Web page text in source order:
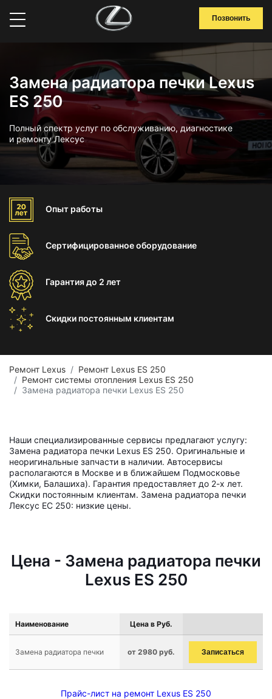
Позвонить
Замена радиатора печки Lexus
ES 250
Полный спектр услуг по обслуживанию, диагностике
и ремонту Лексус
Опыт работы
Сертифицированноеоборудование
Гарантиядо 2 лет
Скидки постоянным клиентам
Ремонт Lexus
Ремонт Lexus ES 250
Ремонт системы отопления Lexus ES 250
Замена радиатора печки Lexus ES 250
Наши специализированные сервисы предлагают услугу:
Замена радиатора печки Lexus ES 250. Оригинальные и
неоригинальные запчасти в наличии. Автосервисы
располагаются в Москве и в ближайшем Подмосковье
(Химки, Балашиха). Гарантия предоставляет до 2-х лет.
Скидки постоянным клиентам. Замена радиатора печки
Лексус ЕС 250: низкие цены.
Цена - Замена радиатора печки
Lexus ES 250
Наименование Цена в Руб.
Замена радиатора печки от 2980 руб. Записаться
Прайс-лист на ремонт Lexus ES 250